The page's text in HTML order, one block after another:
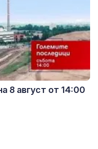
8 август от 14:00